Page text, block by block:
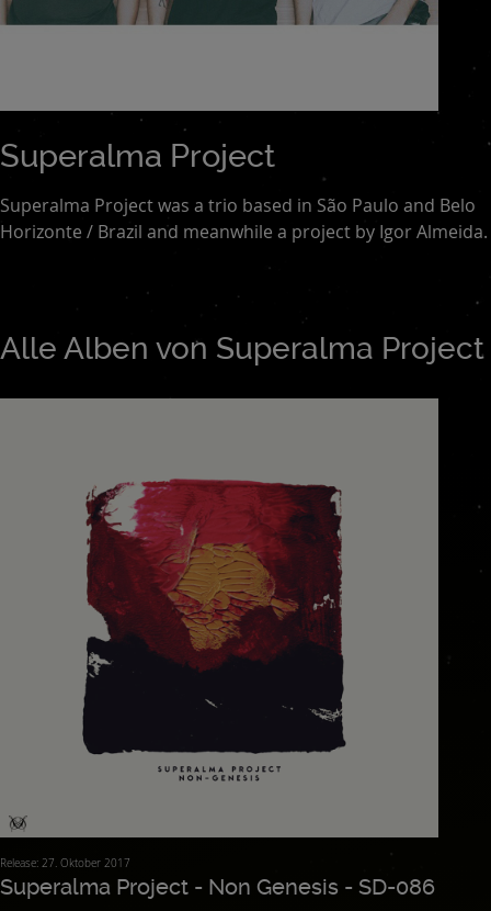
Superalma Project
Superalma Project was a trio based in São Paulo and Belo
Horizonte / Brazil and meanwhile a project by Igor Almeida.
Alle Alben von Superalma Project
Release: 27. Oktober 2017
Superalma Project - Non Genesis - SD-086